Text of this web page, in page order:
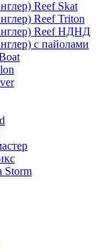
Reef Skat
Reef Triton
Reef НДНД
с пайолами
Storm